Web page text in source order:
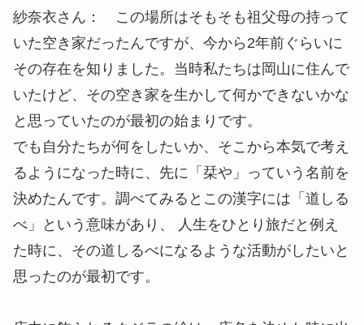
紗奈衣さん： この場所はそもそも祖父母の持って
いた空き家だったんですが、今から2年前ぐらいに
その存在を知りました。当時私たちは岡山に住んで
いたけど、その空き家を生かして何かできないかな
と思っていたのが最初の始まりです。
でも自分たちが何をしたいか、そこから本気で考え
るようになった時に、先に「栞や」っていう名前を
決めたんです。調べてみるとこの漢字には「道しる
べ」という意味があり、 人生をひとり旅だと例え
た時に、その道しるべになるような活動がしたいと
思ったのが最初です。